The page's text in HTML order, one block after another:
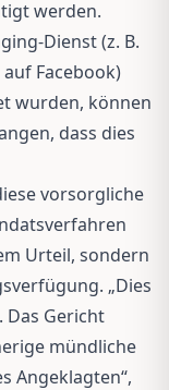
werden.
Dienst (z. B.
Facebook)
wurden, können
dass dies
vorsorgliche
Urteil, sondern
„Dies
Das Gericht
mündliche
Angeklagten“,